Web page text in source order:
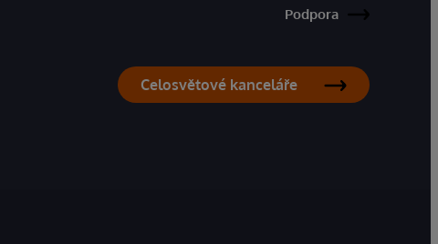
Podpora
Celosvětové kanceláře